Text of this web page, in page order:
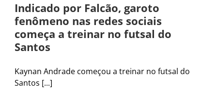
Indicado por Falcão, garoto
fenômeno nas redes sociais
começa a treinar no futsal do
Santos
Kaynan Andrade começou a treinar no futsal do
Santos [...]